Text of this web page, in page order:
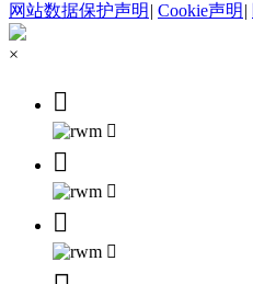
网站数据保护声明 | Cookie声明 |
×





